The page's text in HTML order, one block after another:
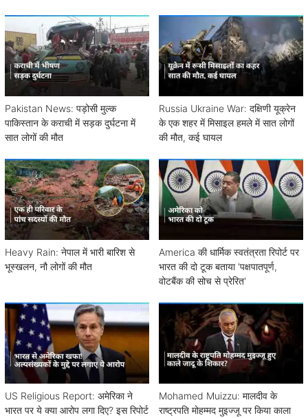
Pakistan News: पड़ोसी मुल्क
पाकिस्तान के कराची में सड़क दुर्घटना में
सात लोगों की मौत
Russia Ukraine War: दक्षिणी यूक्रेन
के एक शहर में मिसाइल हमले में सात लोगों
की मौत, कई घायल
Heavy Rain: नेपाल में भारी बारिश से
भूस्खलन, नौ लोगों की मौत
America की धार्मिक स्वतंत्रता रिपोर्ट पर
भारत की दो टूक बताया 'पक्षपातपूर्ण,
वोटबैंक की सोच से प्रेरित'
US Religious Report: अमेरिका ने
भारत पर ये क्या आरोप लगा दिए? इस रिपोर्ट
Mohamed Muizzu: मालदीव के
राष्ट्रपति मोहम्मद मुइज्जू पर किया काला